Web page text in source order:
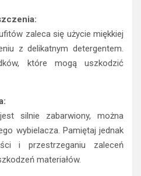
zaleca się użycie miękkiej
z delikatnym detergentem.
które mogą uszkodzić
silnie zabarwiony, można
wybielacza. Pamiętaj jednak
i przestrzeganiu zaleceń
materiałów.